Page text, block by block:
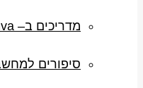
מדריכים ב– canva
סיפורים